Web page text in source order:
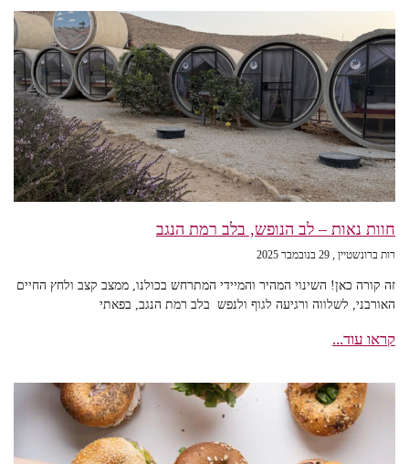
חוות נאות – לב הנופש, בלב רמת הנגב
רות ברונשטיין 29 בנובמבר 2025
זה קורה כאן! השינוי המהיר והמיידי המתרחש בכולנו, ממצב קצב ולחץ החיים
האורבני, לשלווה ורגיעה לגוף ולנפש בלב רמת הנגב, בפאתי
קראו עוד...